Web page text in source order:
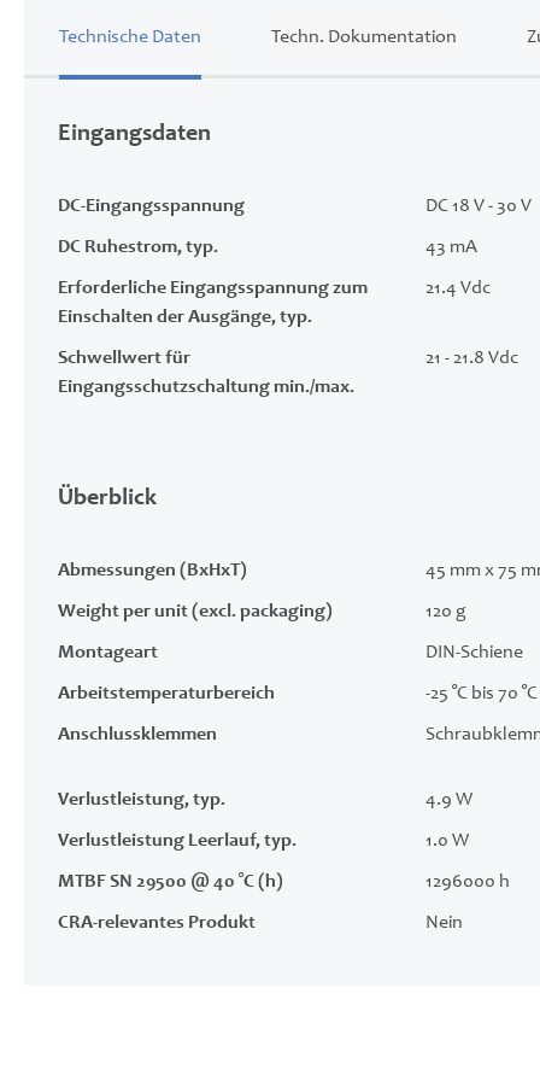
Technische Daten
Eingangsdaten
DC-Eingangsspannung DC 18 V - 30 V
DC Ruhestrom, typ. 43 mA
Erforderliche Eingangsspannung zum
Einschalten der Ausgänge, typ.
21.4 Vdc
Schwellwert für
Eingangsschutzschaltung min./max.
21 - 21.8 Vdc
Überblick
Abmessungen (BxHxT) 45 mm x 75
Weight per unit (excl. packaging) 120 g
Montageart DIN-Schiene
Arbeitstemperaturbereich -25 °C bis 70 °C
Anschlussklemmen
Verlustleistung, typ. 4.9 W
Verlustleistung Leerlauf, typ. 1.0 W
MTBF SN 29500 @ 40 °C (h) 1296000 h
CRA-relevantes Produkt Nein
Techn. Dokumentation